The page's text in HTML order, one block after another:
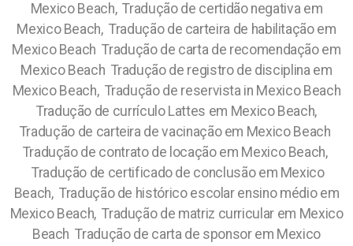
Mexico Beach, Tradução de certidão negativa em
Mexico Beach, Tradução de carteira de habilitação em
Mexico Beach Tradução de carta de recomendação em
Mexico Beach Tradução de registro de disciplina em
Mexico Beach, Tradução de reservista in Mexico Beach
Tradução de currículo Lattes em Mexico Beach,
Tradução de carteira de vacinação em Mexico Beach
Tradução de contrato de locação em Mexico Beach,
Tradução de certificado de conclusão em Mexico
Beach, Tradução de histórico escolar ensino médio em
Mexico Beach, Tradução de matriz curricular em Mexico
Beach Tradução de carta de sponsor em Mexico